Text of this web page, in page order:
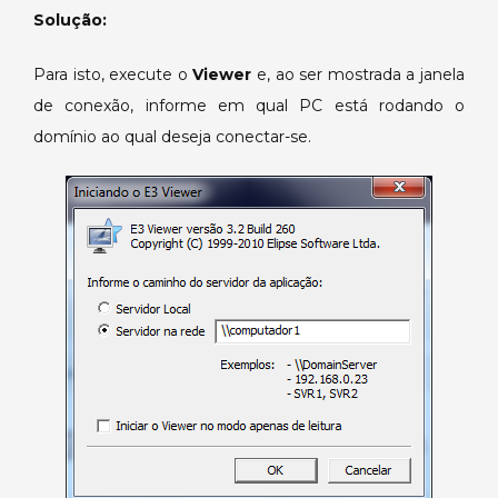
outro
Solução:
Para isto, execute oViewer e, ao ser mostrada a janela
de conexão, informe em qual PC está rodando o
domínio ao qual deseja conectar-se.